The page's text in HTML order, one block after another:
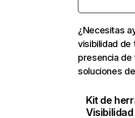
¿Necesitas
visibilidad de
presencia de
soluciones
Kit de
Visibilidad